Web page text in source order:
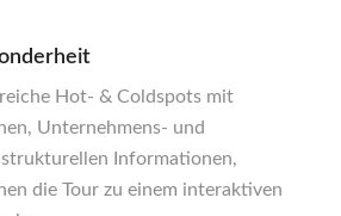
Hot- & Coldspots mit
Unternehmens- und
Informationen,
die Tour zu einem interaktiven